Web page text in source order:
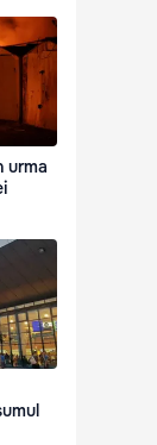
urma